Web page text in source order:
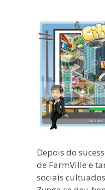
moda
antiga.
Depois do
de FarmVille e
sociais